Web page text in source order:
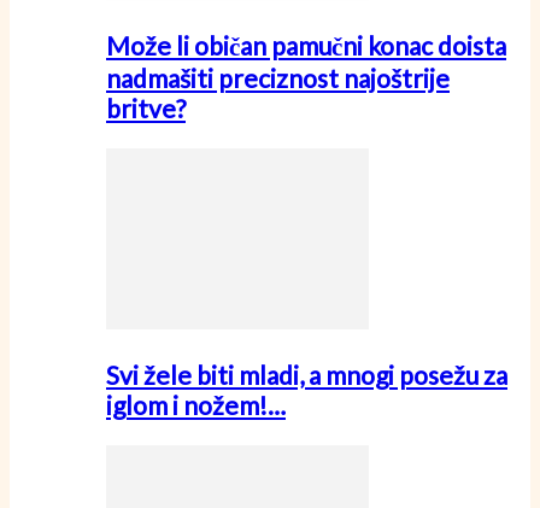
Može li običan pamučni konac doista
nadmašiti preciznost najoštrije
britve?
Svi žele biti mladi, a mnogi posežu za
iglom i nožem!…